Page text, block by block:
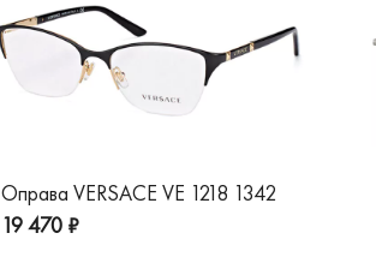
Оправа VERSACE VE 1218 1342
19 470 ₽